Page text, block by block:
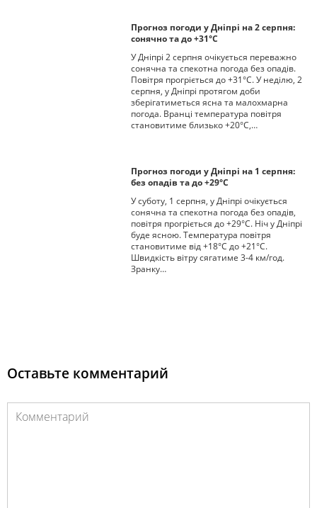
Прогноз погоди у Дніпрі на 2 серпня:
сонячно та до +31°С
У Дніпрі 2 серпня очікується переважно
сонячна та спекотна погода без опадів.
Повітря прогріється до +31°С. У неділю, 2
серпня, у Дніпрі протягом доби
зберігатиметься ясна та малохмарна
погода. Вранці температура повітря
становитиме близько +20°С,…
Прогноз погоди у Дніпрі на 1 серпня:
без опадів та до +29°С
У суботу, 1 серпня, у Дніпрі очікується
сонячна та спекотна погода без опадів,
повітря прогріється до +29°С. Ніч у Дніпрі
буде ясною. Температура повітря
становитиме від +18°С до +21°С.
Швидкість вітру сягатиме 3-4 км/год.
Зранку…
Оставьте комментарий